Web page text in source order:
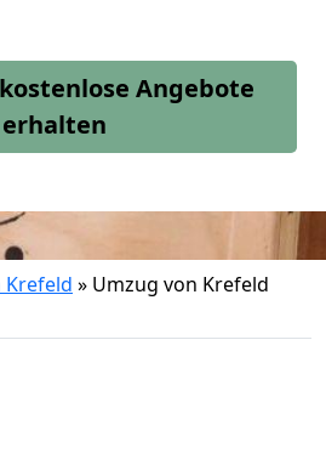
Angebote
erhalten
» Umzug von Krefeld